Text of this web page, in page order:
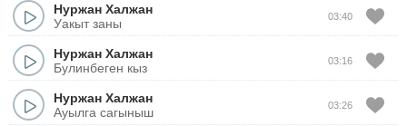
Нуржан Халжан
Уакыт заны
03:40
Нуржан Халжан
Булинбеген кыз
03:16
Нуржан Халжан
Ауылга сагыныш
03:26